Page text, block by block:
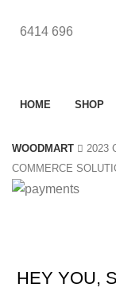
6414 696
HOME SHOP
WOODMART 2023
COMMERCE
HEY YOU,